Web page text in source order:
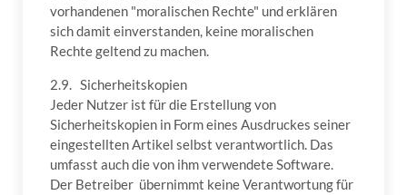
vorhandenen "moralischen Rechte" und erklären
sich damit einverstanden, keine moralischen
Rechte geltend zu machen.
2.9. Sicherheitskopien
Jeder Nutzer ist für die Erstellung von
Sicherheitskopien in Form eines Ausdruckes seiner
eingestellten Artikel selbst verantwortlich. Das
umfasst auch die von ihm verwendete Software.
Der Betreiber übernimmt keine Verantwortung für